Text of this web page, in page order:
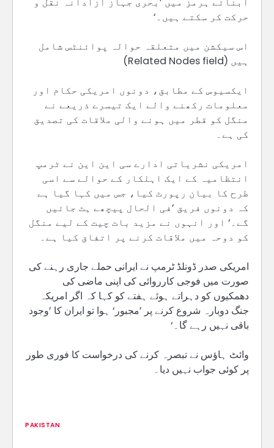
حرکت کر سکتے ہیں۔‘
اس سیکشن میں متعلقہ حوالہ پوائنٹس شامل
ہیں (Related Nodes field)
ایکسیوس کے مطابق، دونوں امریکی حکام اور
معلومات رکھنے والے ایک تیسرے ذریعے نے
منگل کو قطر میں ہونے والی ملاقات کی تصدیق
کی ہے۔
امریکی نشریاتی ادارے سی این این نے ٹرمپ
انتظامیہ کے ایک اہلکار کے حوالے سے اسی
طرح کا بیان رپورٹ کیا، جس میں کہا گیا ہے
کہ دونوں فریق ’فی الحال پیچھے ہٹ جائیں
گے۔‘ اور انہوں نے مزید بات چیت کے لیے منگل
کو دوحہ میں ملاقات کرنے پر اتفاق کیا ہے۔
امریکی صدر ڈونلڈ ٹرمپ نے ایرانی حملے جاری رہنے کی
صورت میں فوجی کارروائی کی اپنی ماضی کی
دھمکیوں کو دہراتے ہوئے ہفتے کو کہا کہ اگر امریکہ
جنگ دوبارہ شروع کرنے پر ’مجبور‘ ہوا تو ایران کا ’وجود
باقی نہیں رہے گا۔‘
وائٹ ہاؤس نے تبصرہ کرنے کی درخواست کا فوری طور
پر کوئی جواب نہیں دیا۔
PAKISTAN